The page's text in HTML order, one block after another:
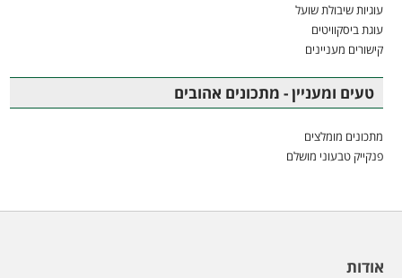
עוגיות שיבולת שועל
עוגת ביסקוויטים
קישורים מעניינים
טעים ומעניין - מתכונים אהובים
מתכונים מומלצים
פנקייק טבעוני מושלם
אודות